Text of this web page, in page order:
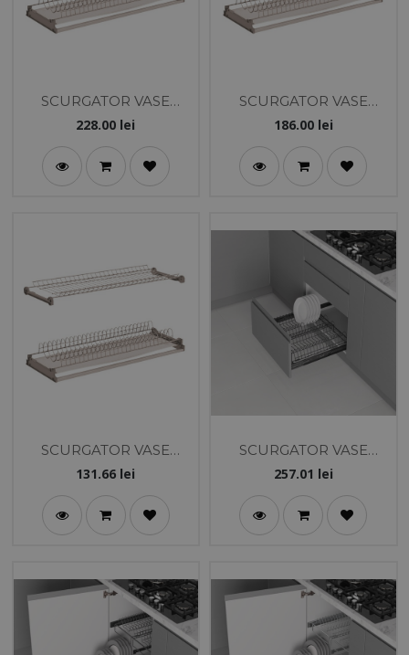
SCURGATOR VASE
DELUXE 2 NIV. 800MM
228.00 lei
SCURGATOR VASE
DELUXE 2 NIV. 600MM
186.00lei
SCURGATOR VASE
PREMIUM 2 NIV.
131.66 lei
SCURGATOR VASE
560X470X130 CU
ANTRACIT
257.01 lei